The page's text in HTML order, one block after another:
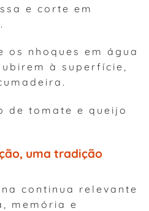
e corte em
os nhoques em água
à superfície,
de tomate e queijo
uma tradição
continua relevante
memória e